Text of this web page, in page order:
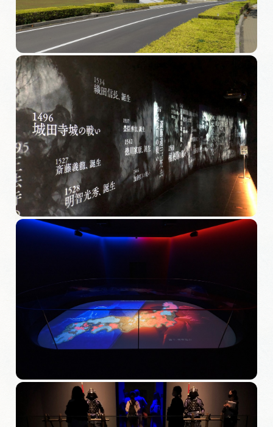
旅の予約
アクセス
インフォメーション
ぎふ旅レポーター記事
早わかり岐阜
買い物・お土産
体験予約サイト「ＶＩＳＩＴ岐阜県」
岐阜県アウトドア観光キャンペーン
岐阜県まるごと観光エリアガイド
岐阜県観光データベース
旅行会社・観光事業者の皆様へ
フォトライブラリー